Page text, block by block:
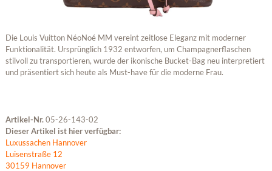
Die Louis Vuitton NéoNoé MM vereint zeitlose Eleganz mit moderner
Funktionalität. Ursprünglich 1932 entworfen, um Champagnerflaschen
stilvoll zu transportieren, wurde der ikonische Bucket-Bag neu interpretiert
und präsentiert sich heute als Must-have für die moderne Frau.
Artikel-Nr.05-26-143-02
Dieser Artikel ist hier verfügbar:
Luxussachen Hannover
Luisenstraße 12
30159 Hannover